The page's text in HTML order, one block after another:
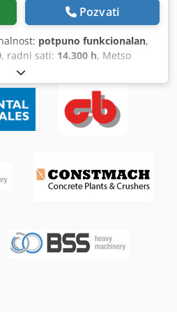
Pozvati
potpuno funkcionalan,
, radni sati: 14.300 h, Metso
drobilica na prodaju Radni
Ag Uoa Stanje: Potpuno
redovno servisirana
Nordberg HP200 konusnu
i najefikasnijih uređaja
stanju. Idealan izbor za
agregata, kako u
efikasnost drobljenja i
proizvoda - Odlične
tvrdih i srednje tvrdih
zazora (CSS) -
habanja - Pouzdana,